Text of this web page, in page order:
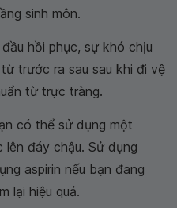
sinh môn.
hồi phục, sự khó chịu
trước ra sau sau khi đi vệ
từ trực tràng.
có thể sử dụng một
lên đáy chậu. Sử dụng
aspirin nếu bạn đang
lại hiệu quả.